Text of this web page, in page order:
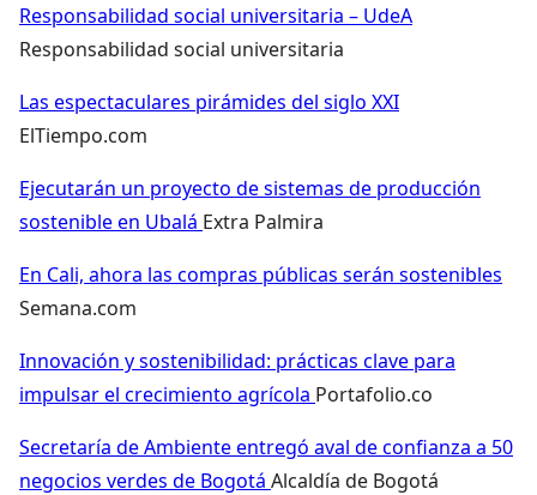
Responsabilidad social universitaria – UdeA
Responsabilidad social universitaria
Las espectaculares pirámides del siglo XXI
ElTiempo.com
Ejecutarán un proyecto de sistemas de producción
sostenible en Ubalá Extra Palmira
En Cali, ahora las compras públicas serán sostenibles
Semana.com
Innovación y sostenibilidad: prácticas clave para
impulsar el crecimiento agrícola Portafolio.co
Secretaría de Ambiente entregó aval de confianza a 50
negocios verdes de Bogotá Alcaldía de Bogotá